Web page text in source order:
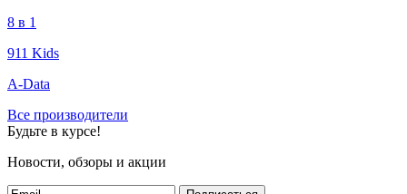
8 в 1
911 Kids
A-Data
Все производители
Будьте в курсе!
Новости, обзоры и акции